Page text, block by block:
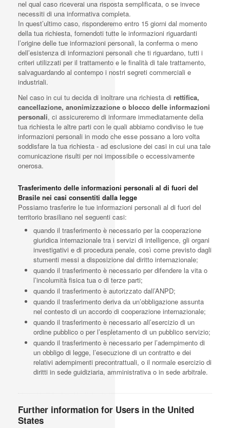
nel qual caso riceverai una risposta semplificata, o se invece
necessiti di una informativa completa.
In quest’ultimo caso, risponderemo entro 15 giorni dal momento
della tua richiesta, fornendoti tutte le informazioni riguardanti
l’origine delle tue informazioni personali, la conferma o meno
dell’esistenza di informazioni personali che ti riguardano, tutti i
criteri utilizzati per il trattamento e le finalità di tale trattamento,
salvaguardando al contempo i nostri segreti commerciali e
industriali.
Nel caso in cui tu decida di inoltrare una richiesta di rettifica,
cancellazione, anonimizzazione o blocco delle informazioni
personali, ci assicureremo di informare immediatamente della
tua richiesta le altre parti con le quali abbiamo condiviso le tue
informazioni personali in modo che esse possano a loro volta
soddisfare la tua richiesta - ad esclusione dei casi in cui una tale
comunicazione risulti per noi impossibile o eccessivamente
onerosa.
Trasferimento delle informazioni personali al di fuori del
Brasile nei casi consentiti dalla legge
Possiamo trasferire le tue informazioni personali al di fuori del
territorio brasiliano nel seguenti casi:
quando il trasferimento è necessario per la cooperazione
giuridica internazionale tra i servizi di intelligence, gli organi
investigativi e di procedura penale, così come previsto dagli
stumenti messi a disposizione dal diritto internazionale;
quando il trasferimento è necessario per difendere la vita o
l’incolumità fisica tua o di terze parti;
quando il trasferimento è autorizzato dall’ANPD;
quando il trasferimento deriva da un’obbligazione assunta
nel contesto di un accordo di cooperazione internazionale;
quando il trasferimento è necessario all’esercizio di un
ordine pubblico o per l’espletamento di un pubblico servizio;
quando il trasferimento è necessario per l’adempimento di
un obbligo di legge, l’esecuzione di un contratto e dei
relativi adempimenti precontrattuali, o il normale esercizio di
diritti in sede guidiziaria, amministrativa o in sede arbitrale.
Further information for Users in the United
States